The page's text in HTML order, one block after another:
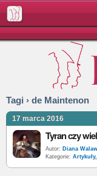
Tagi › de Maintenon
17 marca 2016
Autor: Diana
Kategorie: Artykuły,